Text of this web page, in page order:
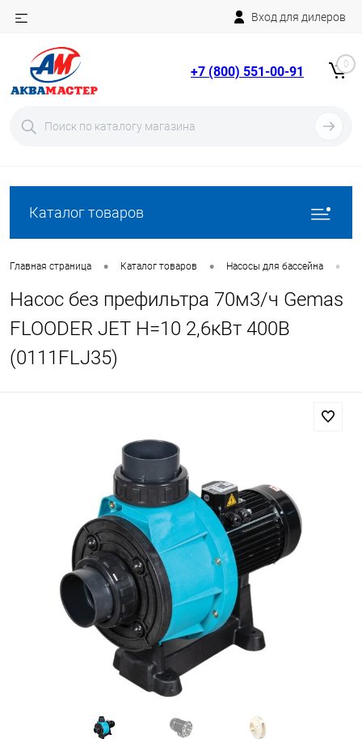
Вход для дилеров
+7 (800) 551-00-91 0
Каталог товаров
Главная страница • Каталог товаров • Насосы для бассейна •
Насос без префильтра 70м3/ч Gemas
FLOODER JET Н=10 2,6кВт 400В
(0111FLJ35)